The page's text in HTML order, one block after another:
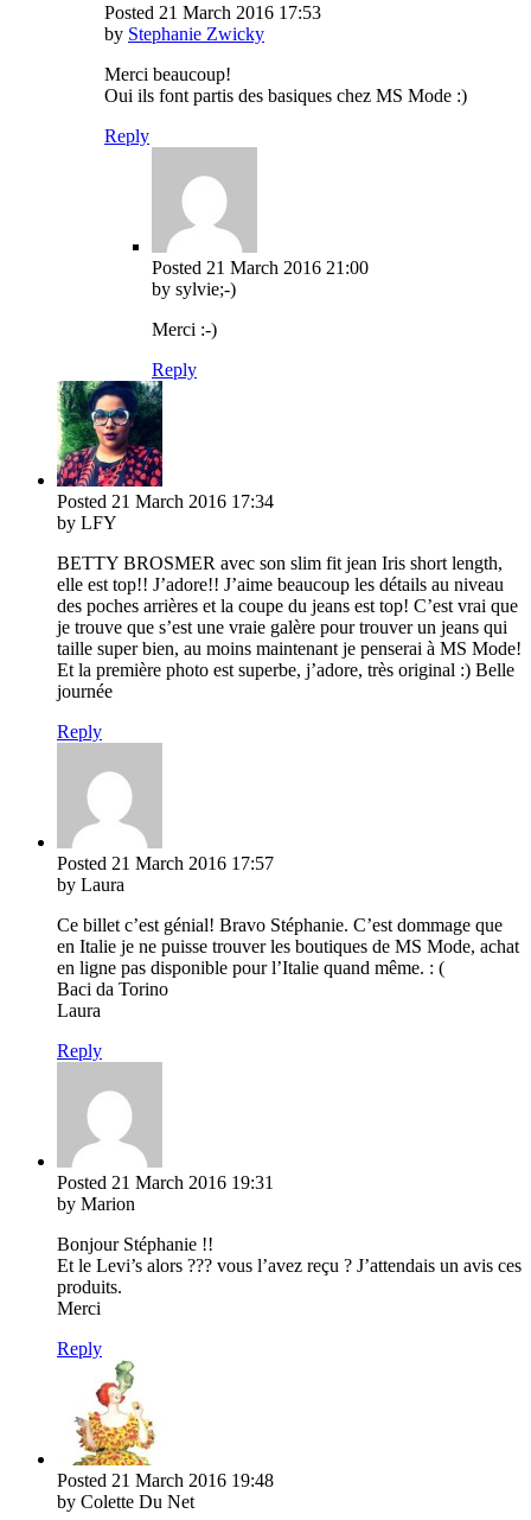
Posted 21 March 2016 17:53
by Stephanie Zwicky
Merci beaucoup!
Oui ils font partis des basiques chez MS Mode :)
Reply
Posted 21 March 2016 21:00
by sylvie;-)
Merci :-)
Reply
Posted 21 March 2016 17:34
by LFY
BETTY BROSMER avec son slim fit jean Iris short length,
elle est top!! J’adore!! J’aime beaucoup les détails au niveau
des poches arrières et la coupe du jeans est top! C’est vrai que
je trouve que s’est une vraie galère pour trouver un jeans qui
taille super bien, au moins maintenant je penserai à MS Mode!
Et la première photo est superbe, j’adore, très original :) Belle
journée
Reply
Posted 21 March 2016 17:57
by Laura
Ce billet c’est génial! Bravo Stéphanie. C’est dommage que
en Italie je ne puisse trouver les boutiques de MS Mode, achat
en ligne pas disponible pour l’Italie quand même. : (
Baci da Torino
Laura
Reply
Posted 21 March 2016 19:31
by Marion
Bonjour Stéphanie !!
Et le Levi’s alors ??? vous l’avez reçu ? J’attendais un avis ces
produits.
Merci
Reply
Posted 21 March 2016 19:48
by Colette Du Net